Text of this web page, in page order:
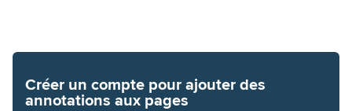
Créer un compte pour ajouter des
annotations aux pages